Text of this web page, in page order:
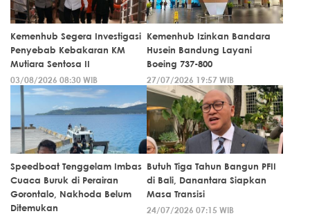
Kemenhub Segera Investigasi
Penyebab Kebakaran KM
Mutiara Sentosa II
03/08/2026 08:30 WIB
Kemenhub Izinkan Bandara
Husein Bandung Layani
Boeing 737-800
27/07/2026 19:57 WIB
Speedboat Tenggelam Imbas
Cuaca Buruk di Perairan
Gorontalo, Nakhoda Belum
Ditemukan
Butuh Tiga Tahun Bangun PFII
di Bali, Danantara Siapkan
Masa Transisi
24/07/2026 07:15 WIB